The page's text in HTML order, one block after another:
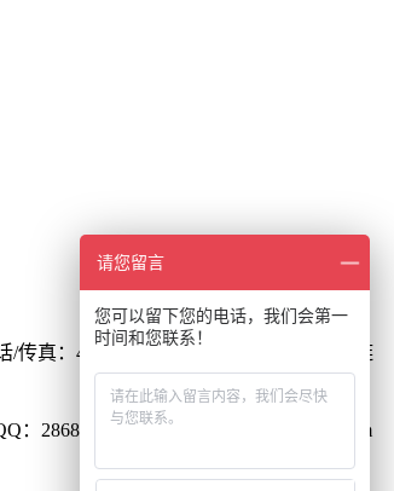
/传真：400-1281-129QQ：1278066096
友链
：2868156032 邮箱：2868156032@qq.com
请您留言
您可以留下您的电话，我们会第一
时间和您联系！